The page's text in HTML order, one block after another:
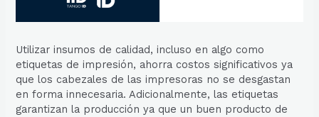
Utilizar insumos de calidad, incluso en algo como
etiquetas de impresión, ahorra costos significativos ya
que los cabezales de las impresoras no se desgastan
en forma innecesaria. Adicionalmente, las etiquetas
garantizan la producción ya que un buen producto de